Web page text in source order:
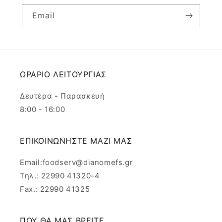
Email
ΩΡΑΡΙΟ ΛΕΙΤΟΥΡΓΙΑΣ
Δευτέρα - Παρασκευή
8:00 - 16:00
ΕΠΙΚΟΙΝΩΝΗΣΤΕ ΜΑΖΙ ΜΑΣ
Email:foodserv@dianomefs.gr
Τηλ.: 22990 41320-4
Fax.: 22990 41325